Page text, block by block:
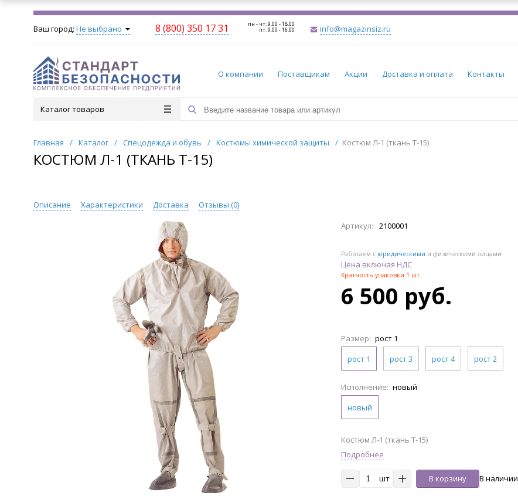
Ваш город: Не выбрано 8 (800) 350 17 31 пн - чт: 9.00 - 18.00
пт: 9.00 - 16.00 info@magazinsiz.ru
О компании Поставщикам Акции Доставка и оплата Контакты
Каталог товаров
Главная / Каталог / Спецодежда и обувь / Костюмы химической защиты / Костюм Л-1 (ткань Т-15)
КОСТЮМ Л-1 (ТКАНЬ Т-15)
Описание Характеристики Доставка Отзывы (0)
Артикул: 2100001
Работаем с юридическими и физическими лицами
Цена включая НДС
Кратность упаковки 1 шт.
6 500 руб.
Размер: рост 1
рост 1
рост 3 рост 4 рост 2
Исполнение: новый
новый
Костюм Л-1 (ткань Т-15)
Подробнее
шт В корзину В наличии